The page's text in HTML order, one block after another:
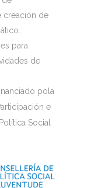
creación de
para
de
pola
e
Social